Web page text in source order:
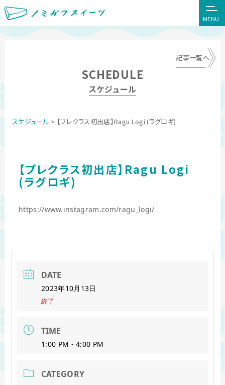
MENU
SCHEDULE
スケジュール
記事一覧へ
スケジュール > 【プレクラス初出店】Ragu Logi (ラグロギ)
【プレクラス初出店】Ragu Logi
(ラグロギ)
https://www.instagram.com/ragu_logi/
DATE
2023年10月13日
終了
TIME
1:00 PM - 4:00 PM
CATEGORY